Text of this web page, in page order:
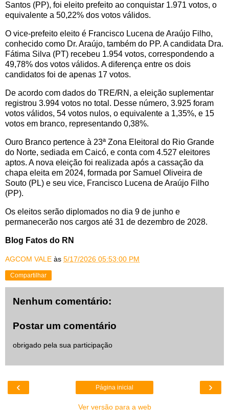
Santos (PP), foi eleito prefeito ao conquistar 1.971 votos, o
equivalente a 50,22% dos votos válidos.
O vice-prefeito eleito é Francisco Lucena de Araújo Filho,
conhecido como Dr. Araújo, também do PP. A candidata Dra.
Fátima Silva (PT) recebeu 1.954 votos, correspondendo a
49,78% dos votos válidos. A diferença entre os dois
candidatos foi de apenas 17 votos.
De acordo com dados do TRE/RN, a eleição suplementar
registrou 3.994 votos no total. Desse número, 3.925 foram
votos válidos, 54 votos nulos, o equivalente a 1,35%, e 15
votos em branco, representando 0,38%.
Ouro Branco pertence à 23ª Zona Eleitoral do Rio Grande
do Norte, sediada em Caicó, e conta com 4.527 eleitores
aptos. A nova eleição foi realizada após a cassação da
chapa eleita em 2024, formada por Samuel Oliveira de
Souto (PL) e seu vice, Francisco Lucena de Araújo Filho
(PP).
Os eleitos serão diplomados no dia 9 de junho e
permanecerão nos cargos até 31 de dezembro de 2028.
Blog Fatos do RN
AGCOM VALE às 5/17/2026 05:53:00 PM
Compartilhar
Nenhum comentário:
Postar um comentário
obrigado pela sua participação
‹ ›
Página inicial
Ver versão para a web